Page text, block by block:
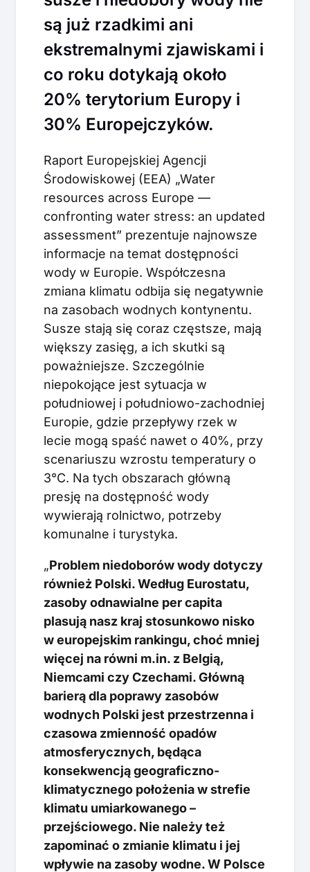
są już rzadkimi ani
ekstremalnymi zjawiskami i
co roku dotykają około
20% terytorium Europy i
30% Europejczyków.
Raport Europejskiej Agencji
Środowiskowej (EEA) „Water
resources across Europe —
confronting water stress: an updated
assessment” prezentuje najnowsze
informacje na temat dostępności
wody w Europie. Współczesna
zmiana klimatu odbija się negatywnie
na zasobach wodnych kontynentu.
Susze stają się coraz częstsze, mają
większy zasięg, a ich skutki są
poważniejsze. Szczególnie
niepokojące jest sytuacja w
południowej i południowo-zachodniej
Europie, gdzie przepływy rzek w
lecie mogą spaść nawet o 40%, przy
scenariuszu wzrostu temperatury o
3°C. Na tych obszarach główną
presję na dostępność wody
wywierają rolnictwo, potrzeby
komunalne i turystyka.
„Problem niedoborów wody dotyczy
również Polski. Według Eurostatu,
zasoby odnawialne per capita
plasują nasz kraj stosunkowo nisko
w europejskim rankingu, choć mniej
więcej na równi m.in. z Belgią,
Niemcami czy Czechami. Główną
barierą dla poprawy zasobów
wodnych Polski jest przestrzenna i
czasowa zmienność opadów
atmosferycznych, będąca
konsekwencją geograficzno-
klimatycznego położenia w strefie
klimatu umiarkowanego –
przejściowego. Nie należy też
zapominać o zmianie klimatu i jej
wpływie na zasoby wodne. W Polsce